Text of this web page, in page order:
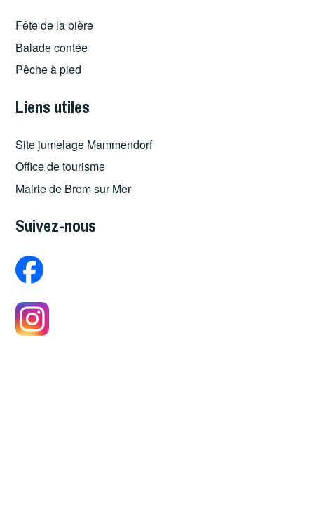
Fête de la bière
Balade contée
Pêche à pied
Liens utiles
Site jumelage Mammendorf
Office de tourisme
Mairie de Brem sur Mer
Suivez-nous